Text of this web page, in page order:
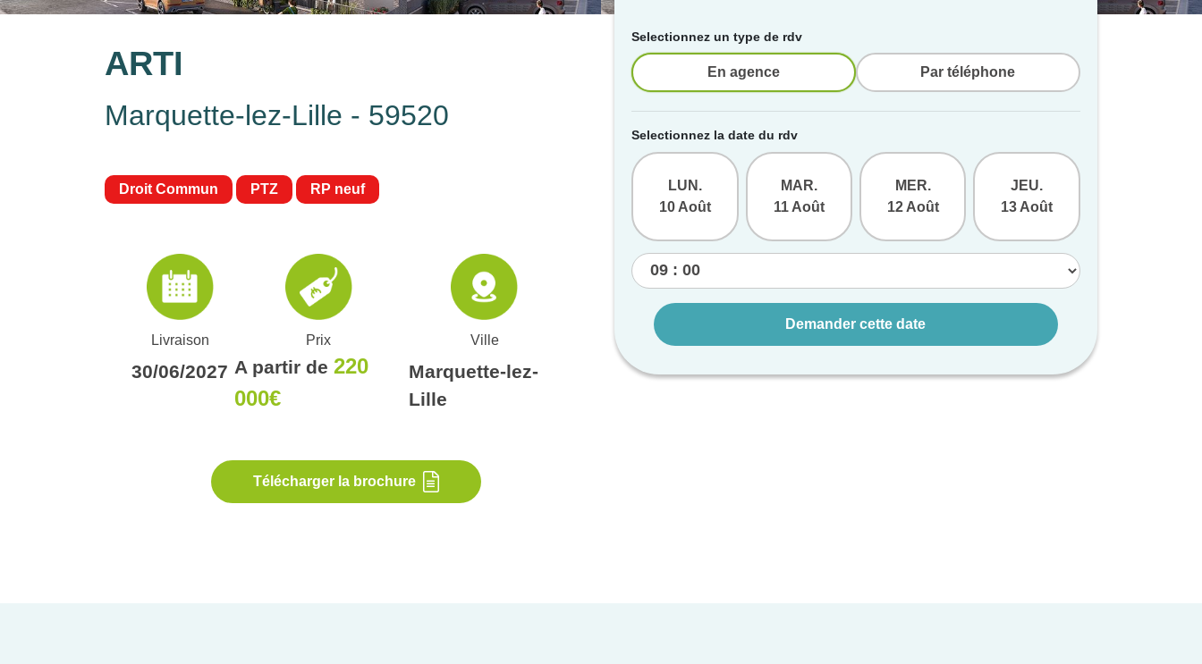
ARTI
Marquette-lez-Lille - 59520
Droit Commun PTZ RP neuf
Livraison
30/06/2027
Prix
A partir de 220
000€
Ville
Marquette-lez-
Lille
Télécharger la brochure
Selectionnez un type de rdv
En agence Par téléphone
Selectionnez la date du rdv
LUN.
10 Août
MAR.
11 Août
MER.
12 Août
JEU.
13 Août
Demander cette date